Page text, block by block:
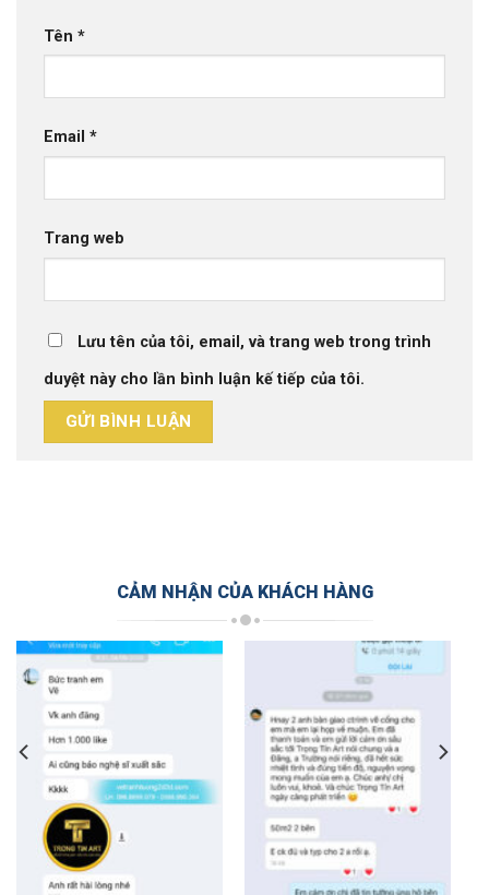
Tên *
Email *
Trang web
Lưu tên của tôi, email, và trang web trong trình
duyệt này cho lần bình luận kế tiếp của tôi.
CẢM NHẬN CỦA KHÁCH HÀNG